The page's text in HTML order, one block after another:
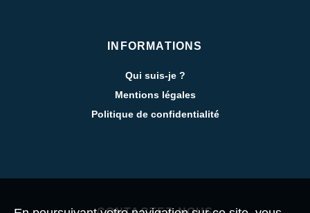
INFORMATIONS
Qui suis-je ?
Mentions légales
Politique de confidentialité